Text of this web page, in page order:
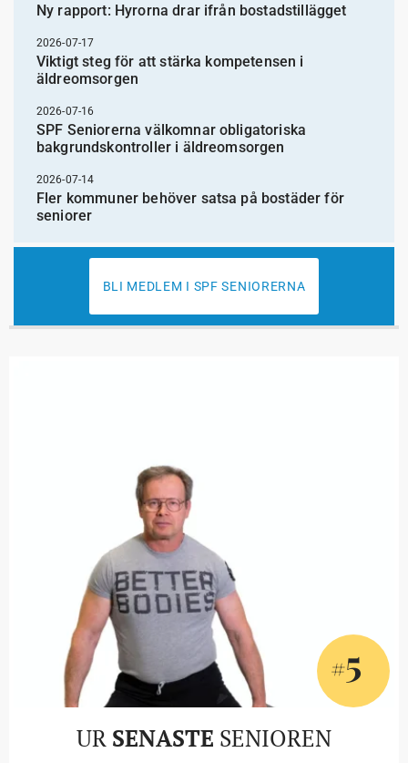
Ny rapport: Hyrorna drar ifrån bostadstillägget
2026-07-17
Viktigt steg för att stärka kompetensen i
äldreomsorgen
2026-07-16
SPF Seniorerna välkomnar obligatoriska
bakgrundskontroller i äldreomsorgen
2026-07-14
Fler kommuner behöver satsa på bostäder för
seniorer
BLI MEDLEM I SPF SENIORERNA
#5
UR SENASTE SENIOREN